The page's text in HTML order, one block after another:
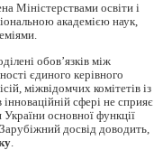
Міністерствами освіти і
академією наук,
обов’язків між
єдиного керівного
міжвідомчих комітетів із
сфері не сприяє
України основної функції
досвід доводить,
.